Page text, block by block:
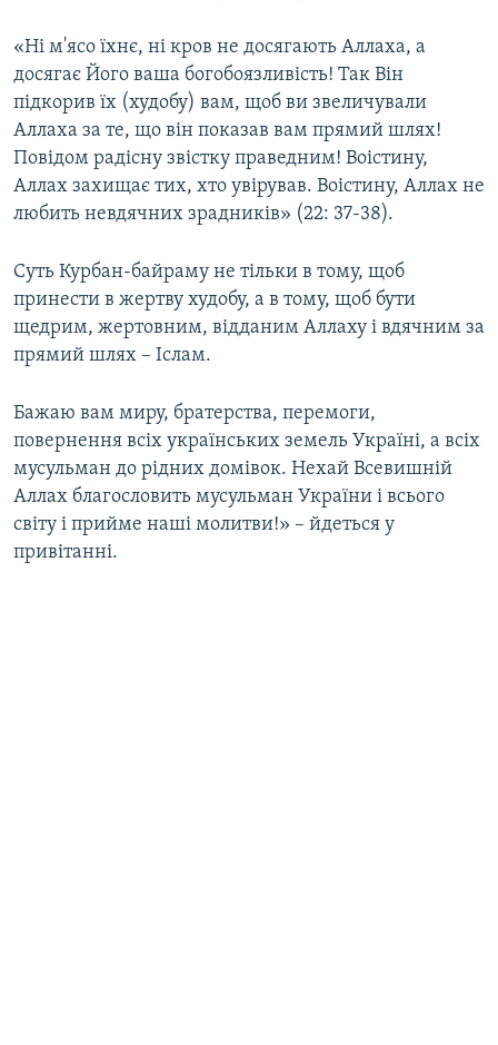
«Ні м'ясо їхнє, ні кров не досягають Аллаха, а
досягає Його ваша богобоязливість! Так Він
підкорив їх (худобу) вам, щоб ви звеличували
Аллаха за те, що він показав вам прямий шлях!
Повідом радісну звістку праведним! Воістину,
Аллах захищає тих, хто увірував. Воістину, Аллах не
любить невдячних зрадників» (22: 37-38).
Суть Курбан-байраму не тільки в тому, щоб
принести в жертву худобу, а в тому, щоб бути
щедрим, жертовним, відданим Аллаху і вдячним за
прямий шлях – Іслам.
Бажаю вам миру, братерства, перемоги,
повернення всіх українських земель Україні, а всіх
мусульман до рідних домівок. Нехай Всевишній
Аллах благословить мусульман України і всього
світу і прийме наші молитви!» – йдеться у
привітанні.